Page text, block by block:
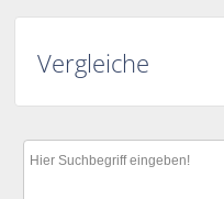
Vergleiche